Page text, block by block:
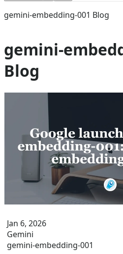
gemini-embedding-001 Blog
gemini-
Blog
Jan 6, 2026
Gemini
gemini-embedding-001